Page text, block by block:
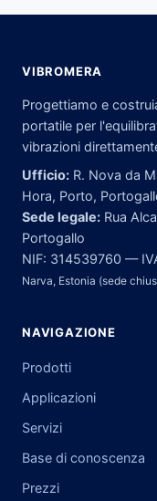
VIBROMERA
Progettiamo e
portatile per
vibrazioni
Ufficio: R. Nova da
Hora, Porto,
Sede legale: Rua
Portogallo
NIF: 314539760 —
Narva, Estonia (sede
NAVIGAZIONE
Prodotti
Applicazioni
Servizi
Base di conoscenza
Prezzi